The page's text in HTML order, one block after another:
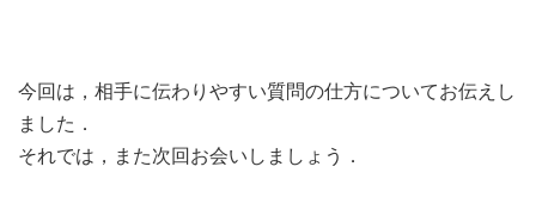
今回は，相手に伝わりやすい質問の仕方についてお伝えし
ました．
それでは，また次回お会いしましょう．